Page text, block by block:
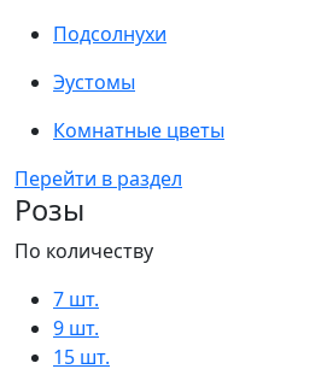
Подсолнухи
Эустомы
Комнатные цветы
Перейти в раздел
Розы
По количеству
7 шт.
9 шт.
15 шт.